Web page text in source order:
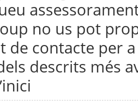
no us pot
de contacte per
descrits més